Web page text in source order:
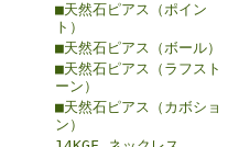
■天然石ピアス（ポイン
ト）
■天然石ピアス（ボール）
■天然石ピアス（ラフスト
ーン）
■天然石ピアス（カボショ
ン）